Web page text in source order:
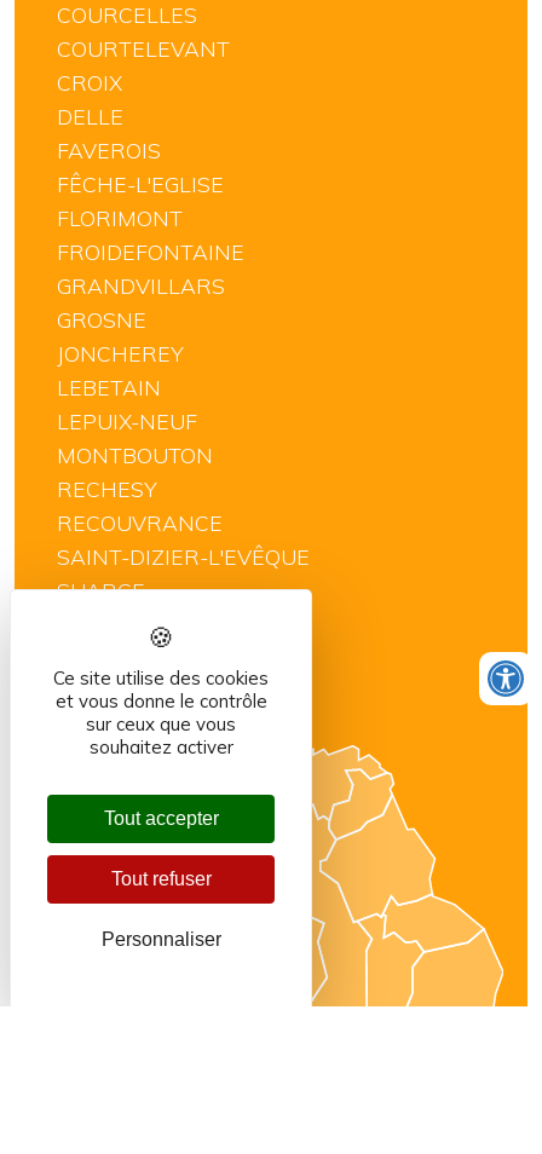
COURCELLES
COURTELEVANT
CROIX
DELLE
FAVEROIS
FÊCHE-L'EGLISE
FLORIMONT
FROIDEFONTAINE
GRANDVILLARS
GROSNE
JONCHEREY
LEBETAIN
LEPUIX-NEUF
MONTBOUTON
RECHESY
RECOUVRANCE
SAINT-DIZIER-L'EVÊQUE
SUARCE
THIANCOURT
VILLARS-LE-SEC
Ce site utilise des cookies
et vous donne le contrôle
sur ceux que vous
souhaitez activer
Tout accepter
Tout refuser
Personnaliser